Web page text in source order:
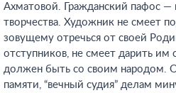
Ахматовой. Гражданский пафос —
творчества. Художник не смеет
зовущему отречься от своей
отступников, не смеет дарить им
должен быть со своим народом.
памяти, “вечный судия” делам